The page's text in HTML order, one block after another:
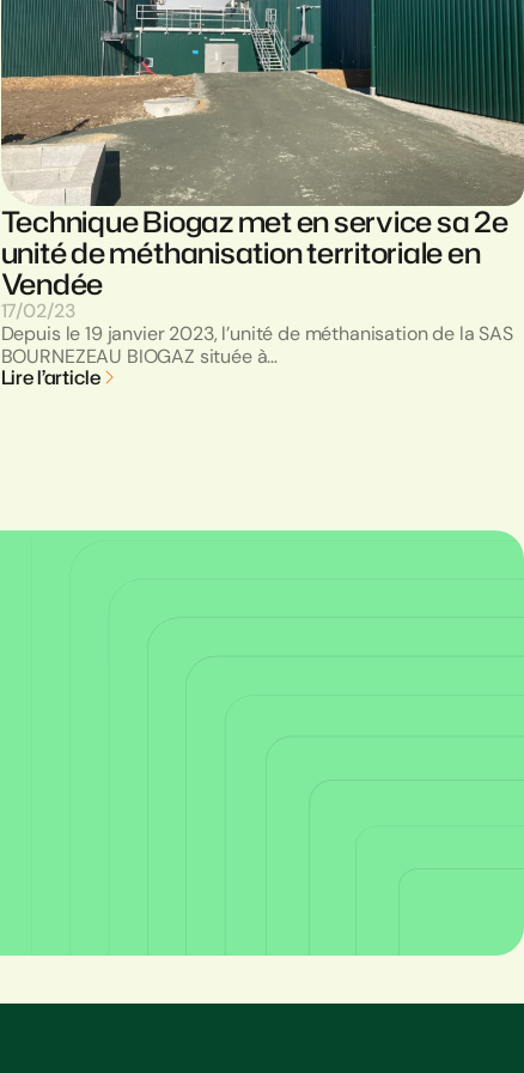
Technique Biogaz met en service sa 2e
unité de méthanisation territoriale en
Vendée
17/02/23
Depuis le 19 janvier 2023, l’unité de méthanisation de la SAS
BOURNEZEAU BIOGAZ située à…
Lire l’article